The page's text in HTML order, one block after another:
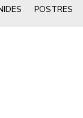
POSTRES